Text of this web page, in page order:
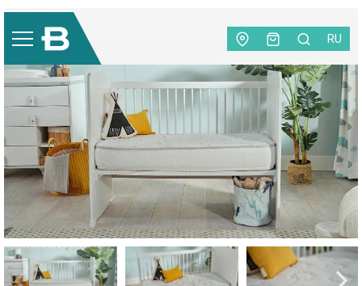
RU
Saltea | Baza pat
-25%